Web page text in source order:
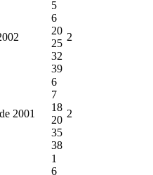
5
6
20
25
32
39
2
2001
6
7
18
20
35
38
2
1
6